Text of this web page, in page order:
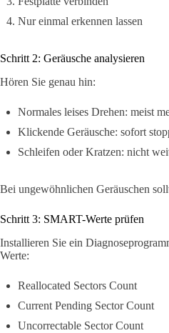
Nur einmal erkennen lassen
Schritt 2: Geräusche analysieren
Hören Sie genau hin:
Normales leises Drehen: meist
Klickende Geräusche: sofort
Schleifen oder Kratzen: nicht
Bei ungewöhnlichen Geräuschen
Schritt 3: SMART-Werte prüfen
Installieren Sie ein
Werte:
Reallocated Sectors Count
Current Pending Sector Count
Uncorrectable Sector Count